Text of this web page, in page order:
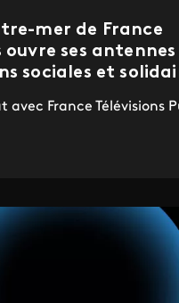
mer de France
ouvre ses
sociales et
avec France Télévisions